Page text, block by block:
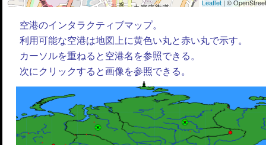
Leaflet | ©
空港のインタラクティブマップ。
利用可能な空港は地図上に黄色い丸と赤い丸で示す。
カーソルを重ねると空港名を参照できる。
次にクリックすると画像を参照できる。